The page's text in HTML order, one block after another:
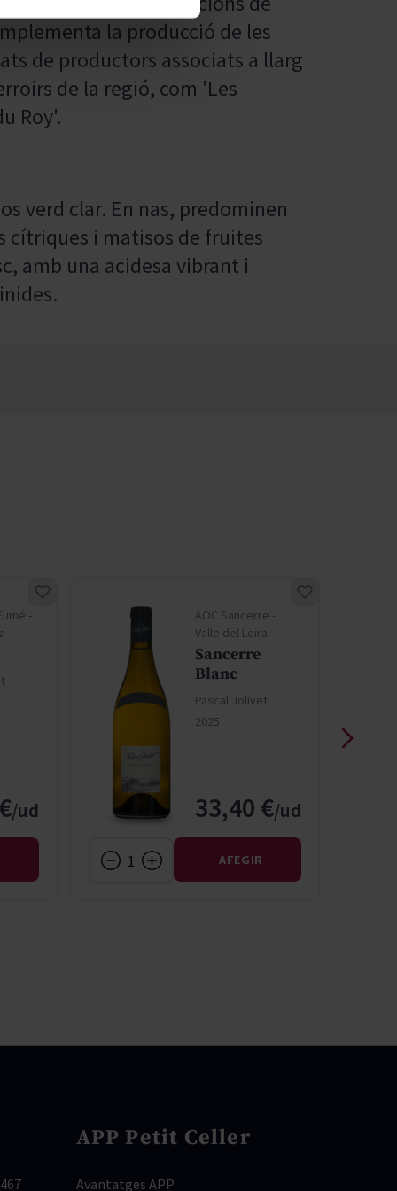
la producció de les
de productors associats a llarg
de la regió, com 'Les
Roy'.
verd clar. En nas, predominen
cítriques i matisos de fruites
amb una acidesa vibrant i
-
AOC Sancerre -
Valle del Loira
Sancerre
Blanc
Pascal Jolivet
2025
33,40 €
AFEGIR
APP Petit Celler
Avantatges APP